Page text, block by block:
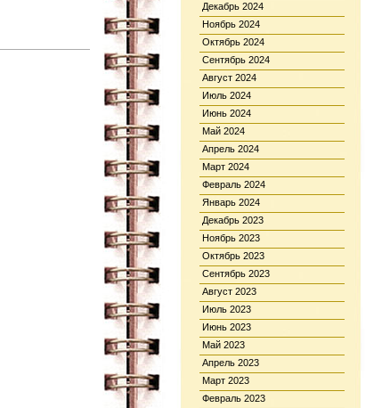
Декабрь 2024
Ноябрь 2024
Октябрь 2024
Сентябрь 2024
Август 2024
Июль 2024
Июнь 2024
Май 2024
Апрель 2024
Март 2024
Февраль 2024
Январь 2024
Декабрь 2023
Ноябрь 2023
Октябрь 2023
Сентябрь 2023
Август 2023
Июль 2023
Июнь 2023
Май 2023
Апрель 2023
Март 2023
Февраль 2023